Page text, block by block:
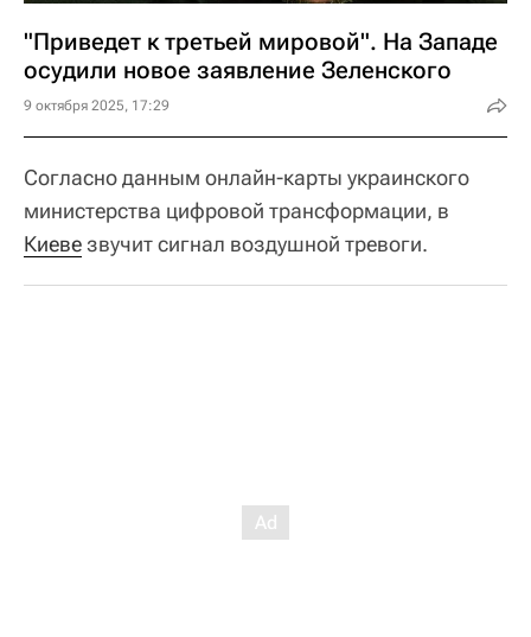
"Приведет к третьей мировой". На Западе
осудили новое заявление Зеленского
9 октября 2025, 17:29
Согласно данным онлайн-карты украинского
министерства цифровой трансформации, в
Киевезвучит сигнал воздушной тревоги.